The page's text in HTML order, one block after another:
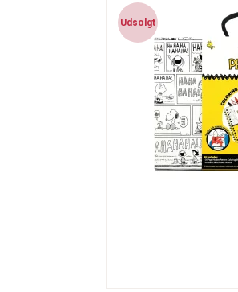
Udsolgt